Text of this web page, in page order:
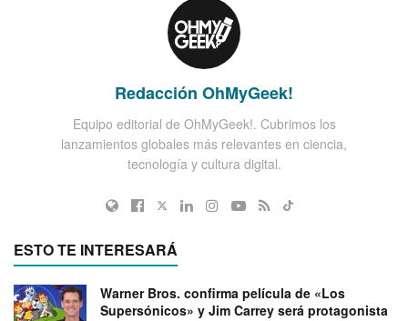
Redacción OhMyGeek!
Equipo editorial de OhMyGeek!. Cubrimos los
lanzamientos globales más relevantes en ciencia,
tecnología y cultura digital.
ESTO TE INTERESARÁ
Warner Bros. confirma película de «Los
Supersónicos» y Jim Carrey será protagonista